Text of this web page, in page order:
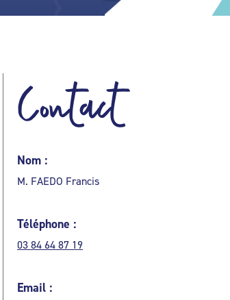
Contact
Nom :
M. FAEDO Francis
Téléphone :
03 84 64 87 19
Email :